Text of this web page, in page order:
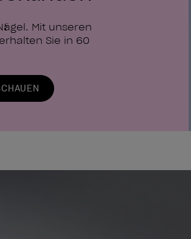
Mit unseren
Sie in 60